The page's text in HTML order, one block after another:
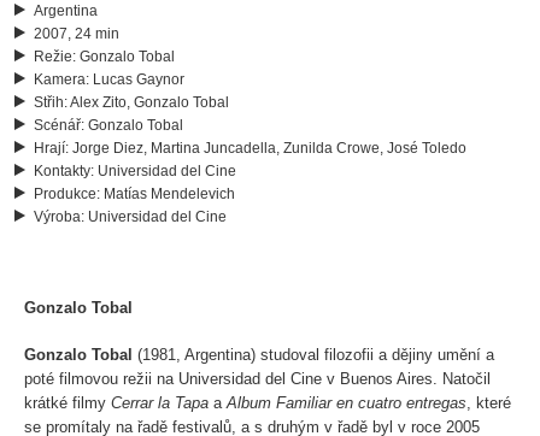
Argentina
2007, 24 min
Režie: Gonzalo Tobal
Kamera: Lucas Gaynor
Střih:Alex Zito, Gonzalo Tobal
Scénář: Gonzalo Tobal
Hrají: Jorge Diez, Martina Juncadella, Zunilda Crowe, José Toledo
Kontakty: Universidad del Cine
Produkce: Matías Mendelevich
Výroba: Universidad del Cine
Gonzalo Tobal
Gonzalo Tobal (1981, Argentina) studoval filozofii a dějiny umění a
poté filmovou režii na Universidad del Cine v Buenos Aires. Natočil
krátké filmy Cerrar la Tapa aAlbum Familiar en cuatro entregas, které
se promítaly na řadě festivalů, a s druhým v řadě byl v roce 2005